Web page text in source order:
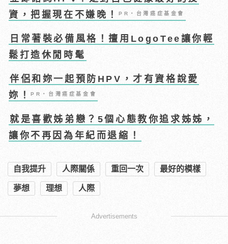
資，把握現在不嫌晚！PR・台灣癌症基金會
日常著裝必備風格！擅用LogoTee讓你輕
鬆打造休閒時髦
伴侶和妳一起預防HPV，才有資格說愛
妳！PR・台灣癌症基金會
就是喜歡姊弟戀？5個心態教你追求姊姊，
讓你不再因為年紀而退縮！
自我提升 人際關係 重回一次 最好的模樣
夢想 理想 人際
Advertisements